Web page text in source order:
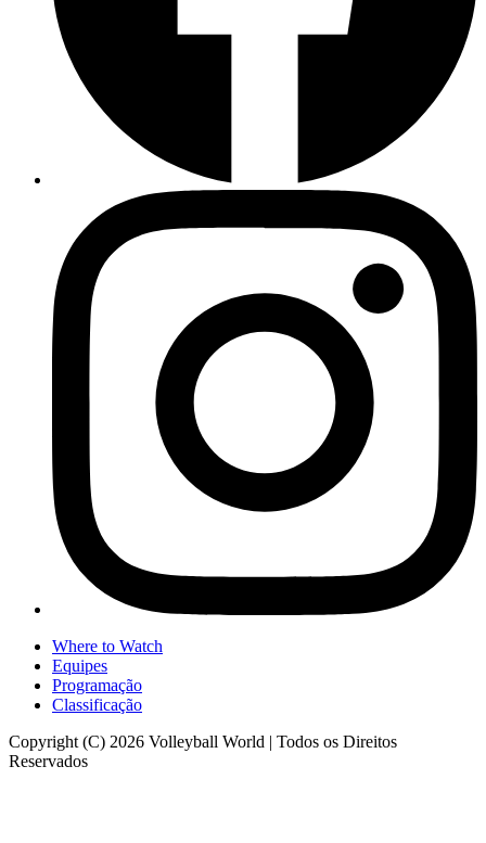
Where to Watch
Equipes
Programação
Classificação
Copyright (C) 2026 Volleyball World | Todos os Direitos
Reservados